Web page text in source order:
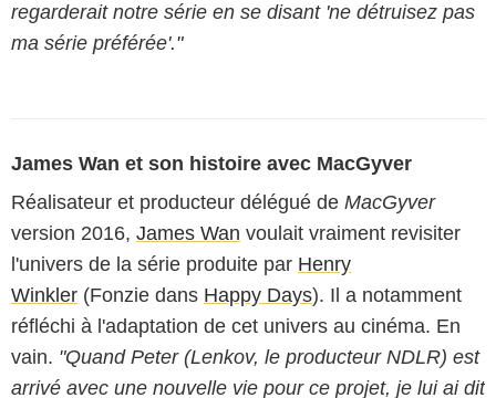
regarderait notre série en se disant 'ne détruisez pas
ma série préférée'."
James Wan et son histoire avec MacGyver
Réalisateur et producteur délégué de MacGyver
version 2016, James Wan voulait vraiment revisiter
l'univers de la série produite par Henry
Winkler (Fonzie dans Happy Days). Il a notamment
réfléchi à l'adaptation de cet univers au cinéma. En
vain. "Quand Peter (Lenkov, le producteur NDLR) est
arrivé avec une nouvelle vie pour ce projet, je lui ai dit